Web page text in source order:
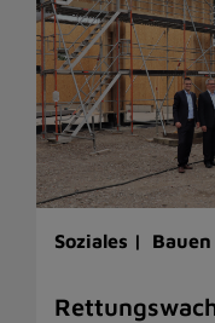
Soziales | Bauen